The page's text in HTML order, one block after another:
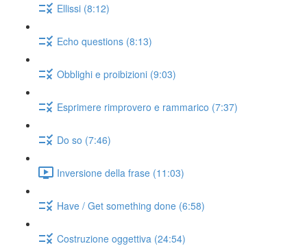
Ellissi (8:12)
Echo questions (8:13)
Obblighi e proibizioni (9:03)
Esprimere rimprovero e rammarico (7:37)
Do so (7:46)
Inversione della frase (11:03)
Have / Get something done (6:58)
Costruzione oggettiva (24:54)